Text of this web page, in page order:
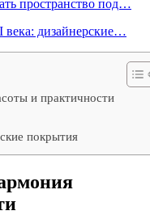
пространство под…
века: дизайнерские…
и практичности
покрытия